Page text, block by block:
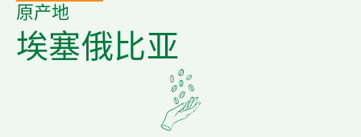
原产地
埃塞俄比亚